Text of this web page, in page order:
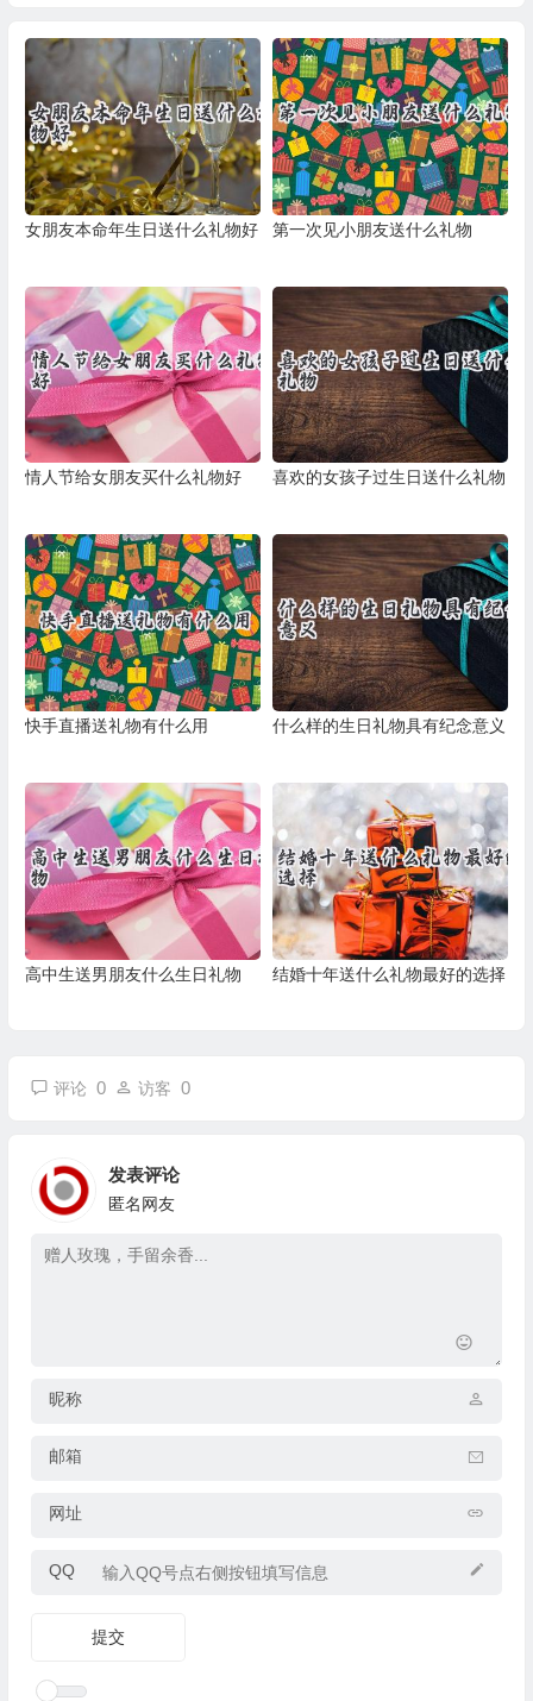
女朋友本命年生日送什么礼物好 第一次见小朋友送什么礼物
情人节给女朋友买什么礼物好 喜欢的女孩子过生日送什么礼物
快手直播送礼物有什么用 什么样的生日礼物具有纪念意义
高中生送男朋友什么生日礼物 结婚十年送什么礼物最好的选择
评论 0 访客 0
发表评论
匿名网友
昵称
邮箱
网址
QQ